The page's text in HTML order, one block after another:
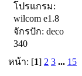
โปรแกรม:
wilcom e1.8
จักรปัก: deco
340
หน้า: [1] 2 3 ... 15